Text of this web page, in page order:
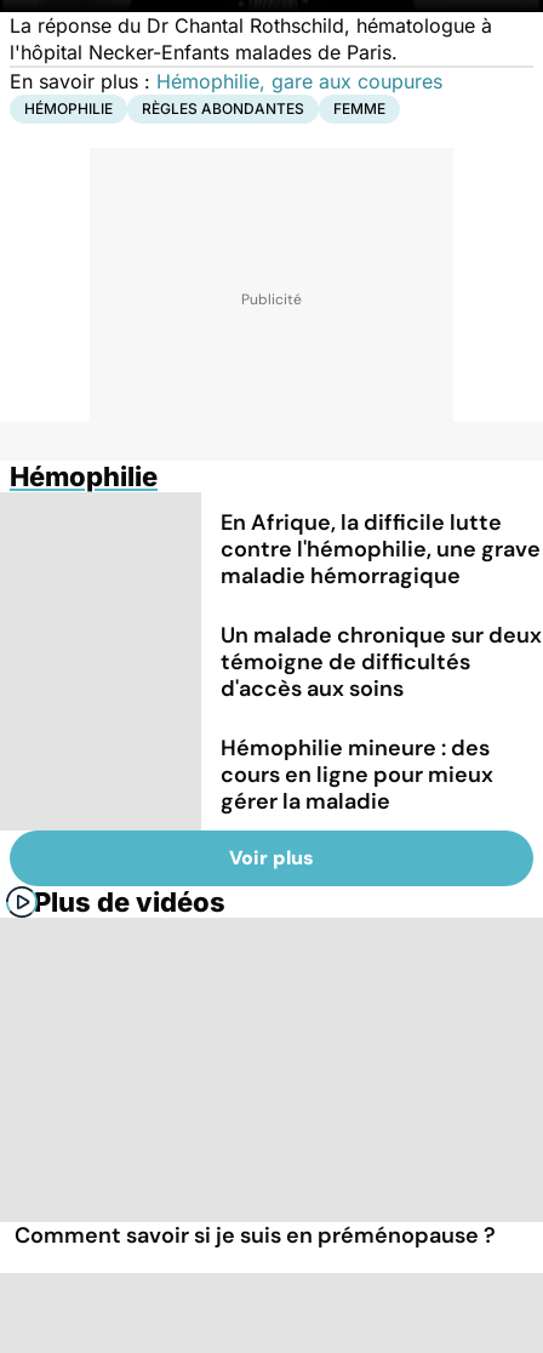
La réponse du Dr Chantal Rothschild, hématologue à
l'hôpital Necker-Enfants malades de Paris.
En savoir plus : Hémophilie, gare aux coupures
HÉMOPHILIE RÈGLES ABONDANTES FEMME
Hémophilie
En Afrique, la difficile lutte
contre l'hémophilie, une grave
maladie hémorragique
Un malade chronique sur deux
témoigne de difficultés
d'accès aux soins
Hémophilie mineure : des
cours en ligne pour mieux
gérer la maladie
Voir plus
Plus de vidéos
Comment savoir si je suis en préménopause ?